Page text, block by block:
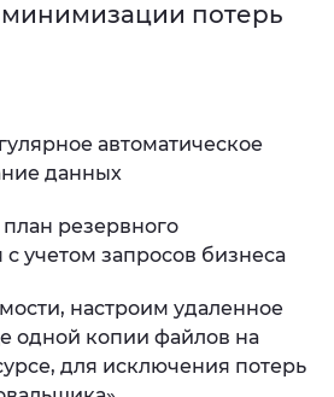
минимизации потерь
автоматическое
данных
резервного
учетом запросов бизнеса
настроим удаленное
одной копии файлов на
для исключения потерь